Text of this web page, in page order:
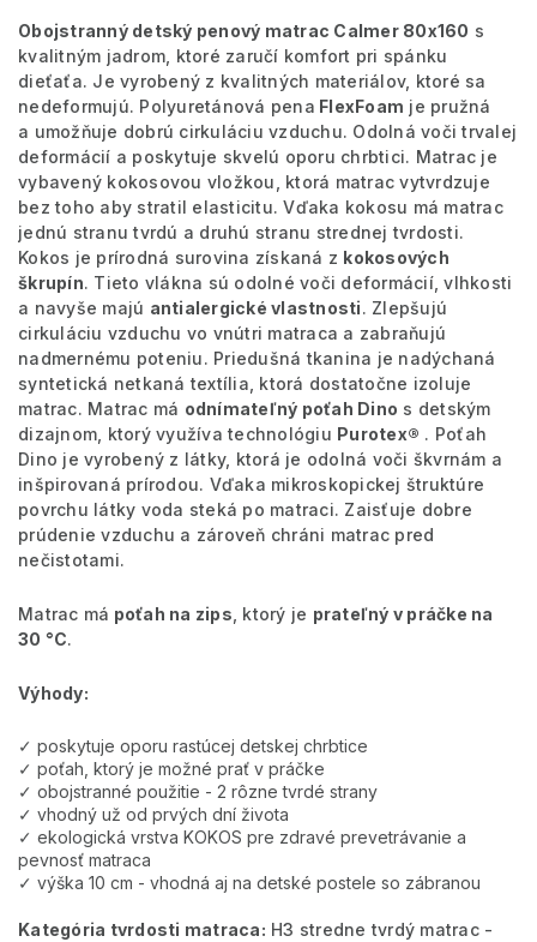
Obojstranný detský penový matrac Calmer 80x160 s
kvalitným jadrom, ktoré zaručí komfort pri spánku
dieťaťa. Je vyrobený z kvalitných materiálov, ktoré sa
nedeformujú. Polyuretánová pena FlexFoam je pružná
a umožňuje dobrú cirkuláciu vzduchu. Odolná voči trvalej
deformácií a poskytuje skvelú oporu chrbtici. Matrac je
vybavený kokosovou vložkou, ktorá matrac vytvrdzuje
bez toho aby stratil elasticitu. Vďaka kokosu má matrac
jednú stranu tvrdú a druhú stranu strednej tvrdosti.
Kokos je prírodná surovina získaná z kokosových
škrupín. Tieto vlákna sú odolné voči deformácií, vlhkosti
a navyše majú antialergické vlastnosti. Zlepšujú
cirkuláciu vzduchu vo vnútri matraca a zabraňujú
nadmernému poteniu. Priedušná tkanina je nadýchaná
syntetická netkaná textília, ktorá dostatočne izoluje
matrac. Matrac má odnímateľný poťah Dino s detským
dizajnom, ktorý využíva technológiu Purotex® . Poťah
Dino je vyrobený z látky, ktorá je odolná voči škvrnám a
inšpirovaná prírodou. Vďaka mikroskopickej štruktúre
povrchu látky voda steká po matraci. Zaisťuje dobre
prúdenie vzduchu a zároveň chráni matrac pred
nečistotami.
Matrac má poťah na zips , ktorý je prateľný v práčke na
30 °C.
Výhody:
✓ poskytuje oporu rastúcej detskej chrbtice
✓ poťah, ktorý je možné prať v práčke
✓ obojstranné použitie - 2 rôzne tvrdé strany
✓ vhodný už od prvých dní života
✓ ekologická vrstva KOKOS pre zdravé prevetrávanie a
pevnosť matraca
✓ výška 10 cm - vhodná aj na detské postele so zábranou
Kategória tvrdosti matraca: H3 stredne tvrdý matrac -